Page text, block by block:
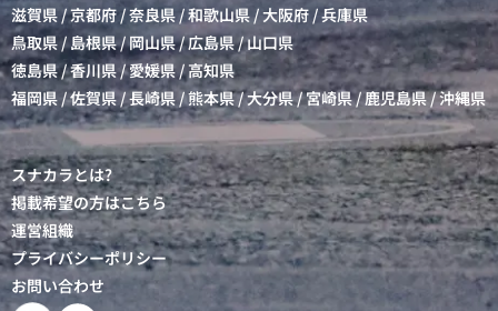
滋賀県/京都府/奈良県 /和歌山県/大阪府 /兵庫県
鳥取県 / 島根県/岡山県/広島県/山口県
徳島県/香川県/愛媛県 /高知県
福岡県 /佐賀県 /長崎県/熊本県/大分県/宮崎県/鹿児島県/沖縄県
スナカラとは?
掲載希望の方はこちら
運営組織
プライバシーポリシー
お問い合わせ